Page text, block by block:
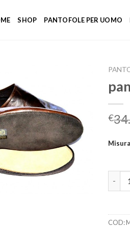
SHOP PANTOFOLE PER UOMO
€
Misura
COD: